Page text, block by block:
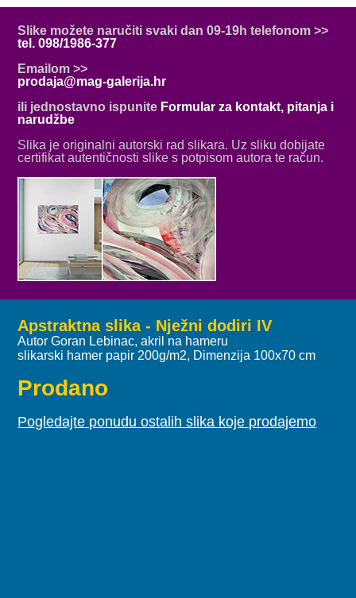
Slike možete naručiti svaki dan 09-19h telefonom >>
tel. 098/1986-377
Emailom >>
prodaja@mag-galerija.hr
ili jednostavno ispunite Formular za kontakt, pitanja i
narudžbe
Slika je originalni autorski rad slikara. Uz sliku dobijate
certifikat autentičnosti slike s potpisom autora te račun.
Apstraktna slika - Nježni dodiri IV
Autor Goran Lebinac, akril na hameru
slikarski hamer papir 200g/m2, Dimenzija 100x70 cm
Prodano
Pogledajte ponudu ostalih slika koje prodajemo